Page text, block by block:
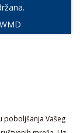
poboljšanja Vašeg
WMD